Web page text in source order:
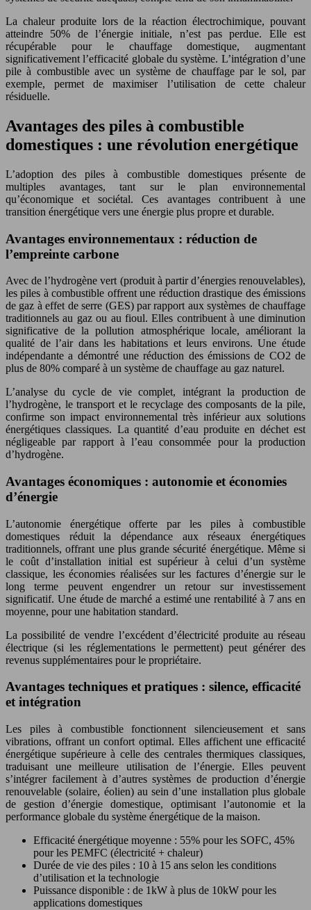
La chaleur produite lors de la réaction électrochimique, pouvant
atteindre 50% de l’énergie initiale, n’est pas perdue. Elle est
récupérable pour le chauffage domestique, augmentant
significativement l’efficacité globale du système. L’intégration d’une
pile à combustible avec un système de chauffage par le sol, par
exemple, permet de maximiser l’utilisation de cette chaleur
résiduelle.
Avantages des piles à combustible
domestiques : une révolution energétique
L’adoption des piles à combustible domestiques présente de
multiples avantages, tant sur le plan environnemental
qu’économique et sociétal. Ces avantages contribuent à une
transition énergétique vers une énergie plus propre et durable.
Avantages environnementaux : réduction de
l’empreinte carbone
Avec de l’hydrogène vert (produit à partir d’énergies renouvelables),
les piles à combustible offrent une réduction drastique des émissions
de gaz à effet de serre (GES) par rapport aux systèmes de chauffage
traditionnels au gaz ou au fioul. Elles contribuent à une diminution
significative de la pollution atmosphérique locale, améliorant la
qualité de l’air dans les habitations et leurs environs. Une étude
indépendante a démontré une réduction des émissions de CO2 de
plus de 80% comparé à un système de chauffage au gaz naturel.
L’analyse du cycle de vie complet, intégrant la production de
l’hydrogène, le transport et le recyclage des composants de la pile,
confirme son impact environnemental très inférieur aux solutions
énergétiques classiques. La quantité d’eau produite en déchet est
négligeable par rapport à l’eau consommée pour la production
d’hydrogène.
Avantages économiques : autonomie et économies
d’énergie
L’autonomie énergétique offerte par les piles à combustible
domestiques réduit la dépendance aux réseaux énergétiques
traditionnels, offrant une plus grande sécurité énergétique. Même si
le coût d’installation initial est supérieur à celui d’un système
classique, les économies réalisées sur les factures d’énergie sur le
long terme peuvent engendrer un retour sur investissement
significatif. Une étude de marché a estimé une rentabilité à 7 ans en
moyenne, pour une habitation standard.
La possibilité de vendre l’excédent d’électricité produite au réseau
électrique (si les réglementations le permettent) peut générer des
revenus supplémentaires pour le propriétaire.
Avantages techniques et pratiques : silence, efficacité
et intégration
Les piles à combustible fonctionnent silencieusement et sans
vibrations, offrant un confort optimal. Elles affichent une efficacité
énergétique supérieure à celle des centrales thermiques classiques,
traduisant une meilleure utilisation de l’énergie. Elles peuvent
s’intégrer facilement à d’autres systèmes de production d’énergie
renouvelable (solaire, éolien) au sein d’une installation plus globale
de gestion d’énergie domestique, optimisant l’autonomie et la
performance globale du système énergétique de la maison.
Efficacité énergétique moyenne : 55% pour les SOFC, 45%
pour les PEMFC (électricité + chaleur)
Durée de vie des piles : 10 à 15 ans selon les conditions
d’utilisation et la technologie
Puissance disponible : de 1kW à plus de 10kW pour les
applications domestiques